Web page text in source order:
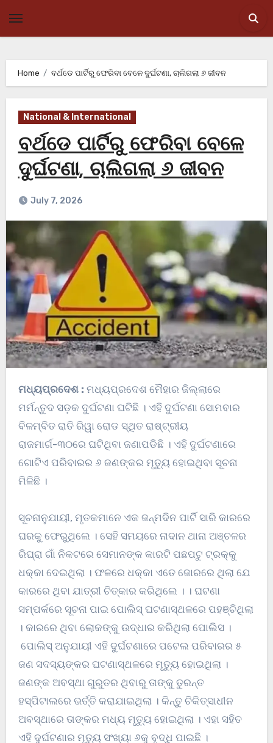
Home ବର୍ଥଡେ ପାର୍ଟିରୁ ଫେରିବା ବେଳେ ଦୁର୍ଘଟଣା, ଚାଲିଗଲା ୬ ଜୀବନ
National & International
ବର୍ଥଡେ ପାର୍ଟିରୁ ଫେରିବା ବେଳେ
ଦୁର୍ଘଟଣା, ଚାଲିଗଲା ୬ ଜୀବନ
July 7, 2026
ମଧ୍ୟପ୍ରଦେଶ : ମଧ୍ୟପ୍ରଦେଶ ମୈହାର ଜିଲ୍ଲାରେ
ମର୍ମନ୍ତୁଦ ସଡ଼କ ଦୁର୍ଘଟଣା ଘଟିଛି । ଏହି ଦୁର୍ଘଟଣା ସୋମବାର
ବିଳମ୍ବିତ ରାତି ରିୱା ରୋଡ ସ୍ଥିତ ରାଷ୍ଟ୍ରୀୟ
ରାଜମାର୍ଗ-୩୦ରେ ଘଟିଥିବା ଜଣାପଡିଛି । ଏହି ଦୁର୍ଘଟଣାରେ
ଗୋଟିଏ ପରିବାରର ୬ ଜଣଙ୍କର ମୃତ୍ୟୁ ହୋଇଥିବା ସୂଚନା
ମିଳିଛି ।
ସୂଚନାନୁଯାୟୀ, ମୃତକମାନେ ଏକ ଜନ୍ମଦିନ ପାର୍ଟି ସାରି କାରରେ
ଘରକୁ ଫେରୁଥିଲେ । ସେହି ସମୟରେ ନାଦାନ ଥାନା ଅଞ୍ଚଳର
ରିଘ୍ରା ଗାଁ ନିକଟରେ ସେମାନଙ୍କ କାରଟି ପଛପଟୁ ଟ୍ରକ୍କୁ
ଧକ୍କା ଦେଇଥିଲା । ଫଳରେ ଧକ୍କା ଏତେ ଜୋରରେ ଥିଲା ଯେ
କାରରେ ଥିବା ଯାତ୍ରୀ ଚିତ୍କାର କରିଥିଲେ । । ଘଟଣା
ସମ୍ପର୍କରେ ସୂଚନା ପାଇ ପୋଲିସ୍ ଘଟଣାସ୍ଥଳରେ ପହଞ୍ଚିଥିଲା
। କାରରେ ଥିବା ଲୋକଙ୍କୁ ଉଦ୍ଧାର କରିଥିଲା ପୋଲିସ ।
ପୋଲିସ୍ ଅନୁଯାୟୀ ଏହି ଦୁର୍ଘଟଣାରେ ପଟେଲ ପରିବାରର ୫
ଜଣ ସଦସ୍ୟଙ୍କର ଘଟଣାସ୍ଥଳରେ ମୃତ୍ୟୁ ହୋଇଥିଲା ।
ଜଣଙ୍କ ଅବସ୍ଥା ଗୁରୁତର ଥିବାରୁ ତାଙ୍କୁ ତୁରନ୍ତ
ହସ୍ପିଟାଲରେ ଭର୍ତ୍ତି କରାଯାଇଥିଲା । କିନ୍ତୁ ଚିକିତ୍ସାଧୀନ
ଅବସ୍ଥାରେ ତାଙ୍କର ମଧ୍ୟ ମୃତ୍ୟୁ ହୋଇଥିଲା । ଏହା ସହିତ
ଏହି ଦୁର୍ଘଟଣାର ମୃତ୍ୟୁ ସଂଖ୍ୟା ୬କୁ ବୃଦ୍ଧି ପାଇଛି ।